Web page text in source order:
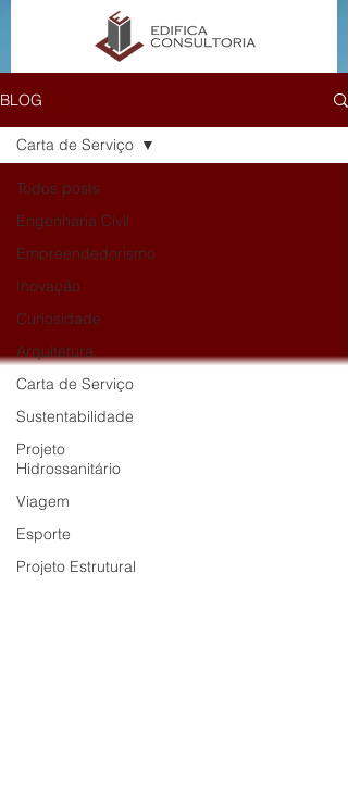
BLOG
Todos posts
Engenharia Civil
Empreendedorismo
Inovação
Curiosidade
Arquitetura
Carta de Serviço
Sustentabilidade
Projeto
Hidrossanitário
Viagem
Esporte
Projeto Estrutural
Carta de Serviço